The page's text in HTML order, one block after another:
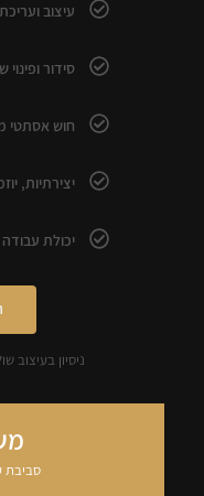
עיצוב
סידור
חוש אסתטי
יצירתיות,
יכולת
ניסיון בעיצוב
סביבת